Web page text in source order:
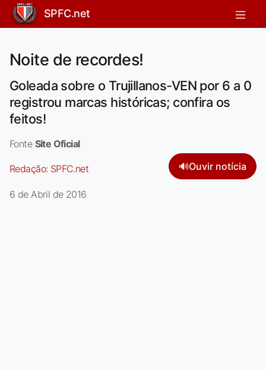
SPFC.net
Noite de recordes!
Goleada sobre o Trujillanos-VEN por 6 a 0
registrou marcas históricas; confira os
feitos!
Fonte Site Oficial
Redação: SPFC.net 🔊Ouvir notícia
6 de Abril de 2016